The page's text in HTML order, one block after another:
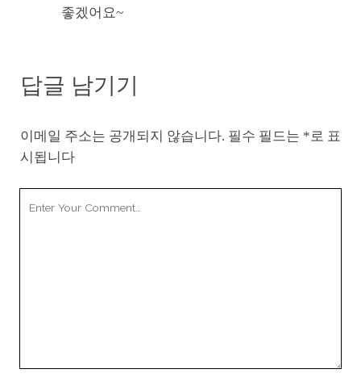
좋겠어요~
답글 남기기
이메일 주소는 공개되지 않습니다. 필수 필드는 *로 표
시됩니다